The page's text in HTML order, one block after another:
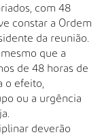
com 48
constar a Ordem
da reunião.
que a
de 48 horas de
o efeito,
ou a urgência
deverão